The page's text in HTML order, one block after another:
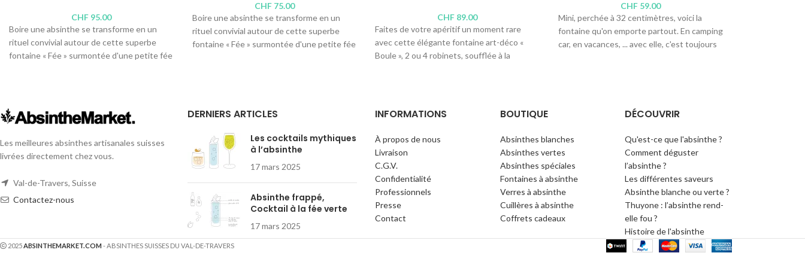
CHF 95.00
Boire une absinthe se transforme en un
rituel convivial autour de cette superbe
fontaine « Fée » surmontée d'une petite fée
étonner » l'absinthe (flux minimal) avant de
idéale, l'apéritif se prolonge, tout comme les
confidences... magique.
Variante :Fontaine à absinthe « Fée » à 2
Contenance : 1 litre
CHF75.00
Boire une absinthe se transforme en un
rituel convivial autour de cette superbe
fontaine « Fée » surmontée d'une petite fée
étonner » l'absinthe (flux minimal) avant de
idéale, l'apéritif se prolonge, tout comme les
confidences... magique.
Variante :Fontaine à absinthe « Fée » à 4
robinets
Contenance : 0.8 litre
Hauteur : 43 centimètres
CHF 89.00
Faites de votre apéritif un moment rare
avec cette élégante fontaine art-déco «
Boule », 2 ou 4 robinets, soufflée à la
Belle-Époque.
Variante :
Fontaine à absinthe « Boule » à 2
robinets
Contenance : 1 litre
Hauteur : 43 centimètres
CHF59.00
Mini, perchée à 32 centimètres, voici la
fontaine qu'on emporte partout. En camping
car, en vacances, ... avec elle, c'est toujours
Hauteur : 32 cm
Hauteur sous robinets : 14 cm
Les meilleures absinthes artisanales suisses
livrées directement chez vous.
Val-de-Travers, Suisse
Contactez-nous
DERNIERS ARTICLES
Les cocktails mythiques
à l’absinthe
17 mars 2025
Absinthe frappé,
Cocktail à la fée verte
17 mars 2025
INFORMATIONS
À propos de nous
Livraison
C.G.V.
Confidentialité
Professionnels
Presse
Contact
BOUTIQUE
Absinthes blanches
Absinthes vertes
Absinthes spéciales
Fontaines à absinthe
Verres à absinthe
Cuillères à absinthe
Coffrets cadeaux
DÉCOUVRIR
Qu'est-ce que l'absinthe ?
Comment déguster
l’absinthe ?
Les différentes saveurs
Absinthe blanche ou verte ?
Thuyone : l’absinthe rend-
elle fou ?
Histoire de l'absinthe
2025ABSINTHEMARKET.COM - ABSINTHES SUISSES DU VAL-DE-TRAVERS